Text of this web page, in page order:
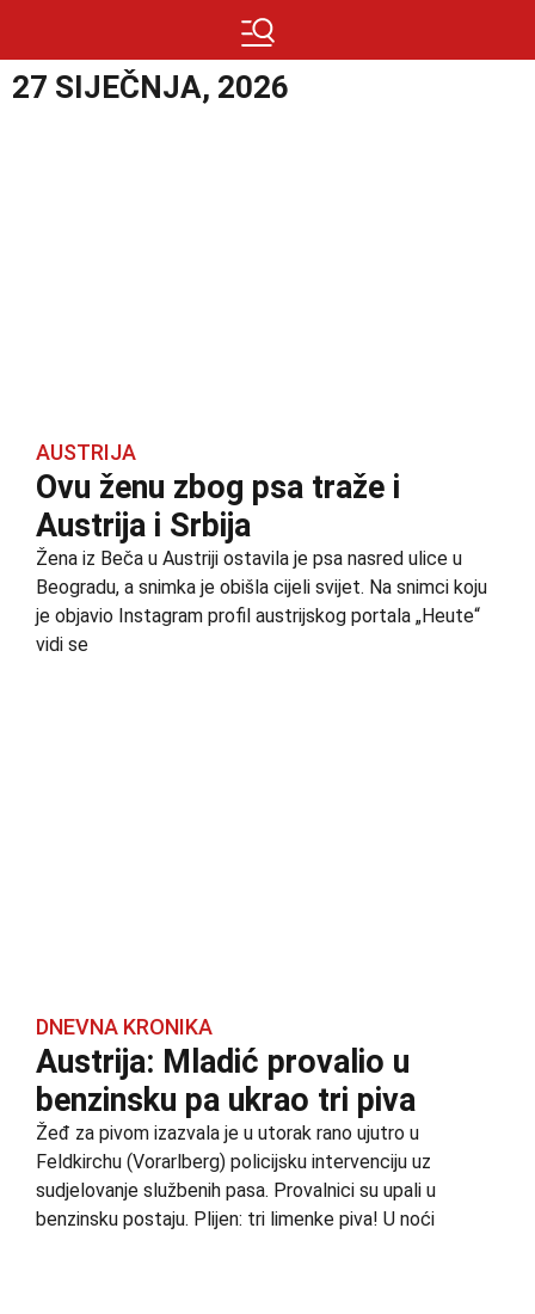
27 SIJEČNJA, 2026
AUSTRIJA
Ovu ženu zbog psa traže i
Austrija i Srbija
Žena iz Beča u Austriji ostavila je psa nasred ulice u
Beogradu, a snimka je obišla cijeli svijet. Na snimci koju
je objavio Instagram profil austrijskog portala „Heute“
vidi se
DNEVNA KRONIKA
Austrija: Mladić provalio u
benzinsku pa ukrao tri piva
Žeđ za pivom izazvala je u utorak rano ujutro u
Feldkirchu (Vorarlberg) policijsku intervenciju uz
sudjelovanje službenih pasa. Provalnici su upali u
benzinsku postaju. Plijen: tri limenke piva! U noći